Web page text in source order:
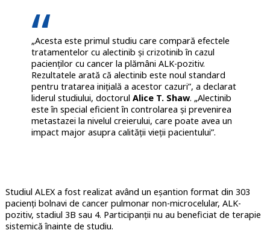
„Acesta este primul studiu care compară efectele
tratamentelor cu alectinib și crizotinib în cazul
pacienților cu cancer la plămâni ALK-pozitiv.
Rezultatele arată că alectinib este noul standard
pentru tratarea inițială a acestor cazuri”, a declarat
liderul studiului, doctorul Alice T. Shaw. „Alectinib
este în special eficient în controlarea și prevenirea
metastazei la nivelul creierului, care poate avea un
impact major asupra calității vieții pacientului”.
Studiul ALEX a fost realizat având un eșantion format din 303
pacienți bolnavi de cancer pulmonar non-microcelular, ALK-
pozitiv, stadiul 3B sau 4. Participanții nu au beneficiat de terapie
sistemică înainte de studiu.